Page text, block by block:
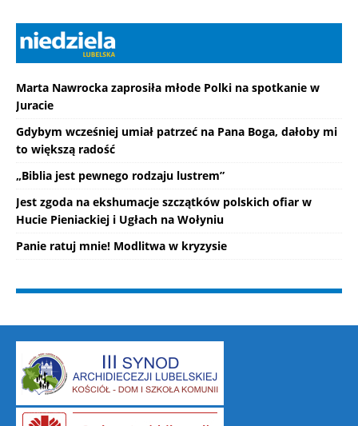
Marta Nawrocka zaprosiła młode Polki na spotkanie w
Juracie
Gdybym wcześniej umiał patrzeć na Pana Boga, dałoby mi
to większą radość
„Biblia jest pewnego rodzaju lustrem”
Jest zgoda na ekshumacje szczątków polskich ofiar w
Hucie Pieniackiej i Ugłach na Wołyniu
Panie ratuj mnie! Modlitwa w kryzysie